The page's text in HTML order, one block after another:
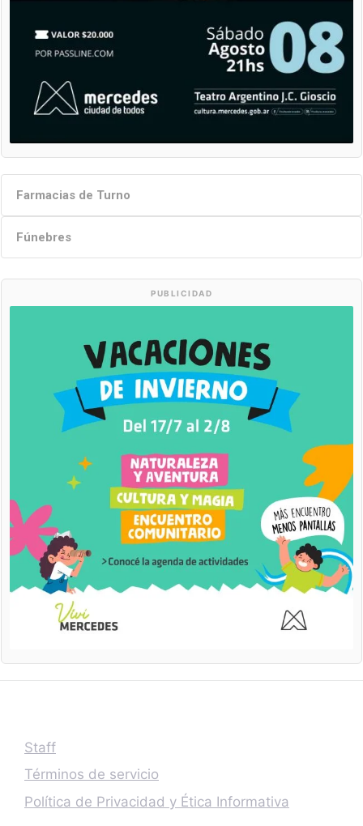
Farmacias de Turno
Fúnebres
PUBLICIDAD
Staff
Términos de servicio
Política de Privacidad y Ética Informativa